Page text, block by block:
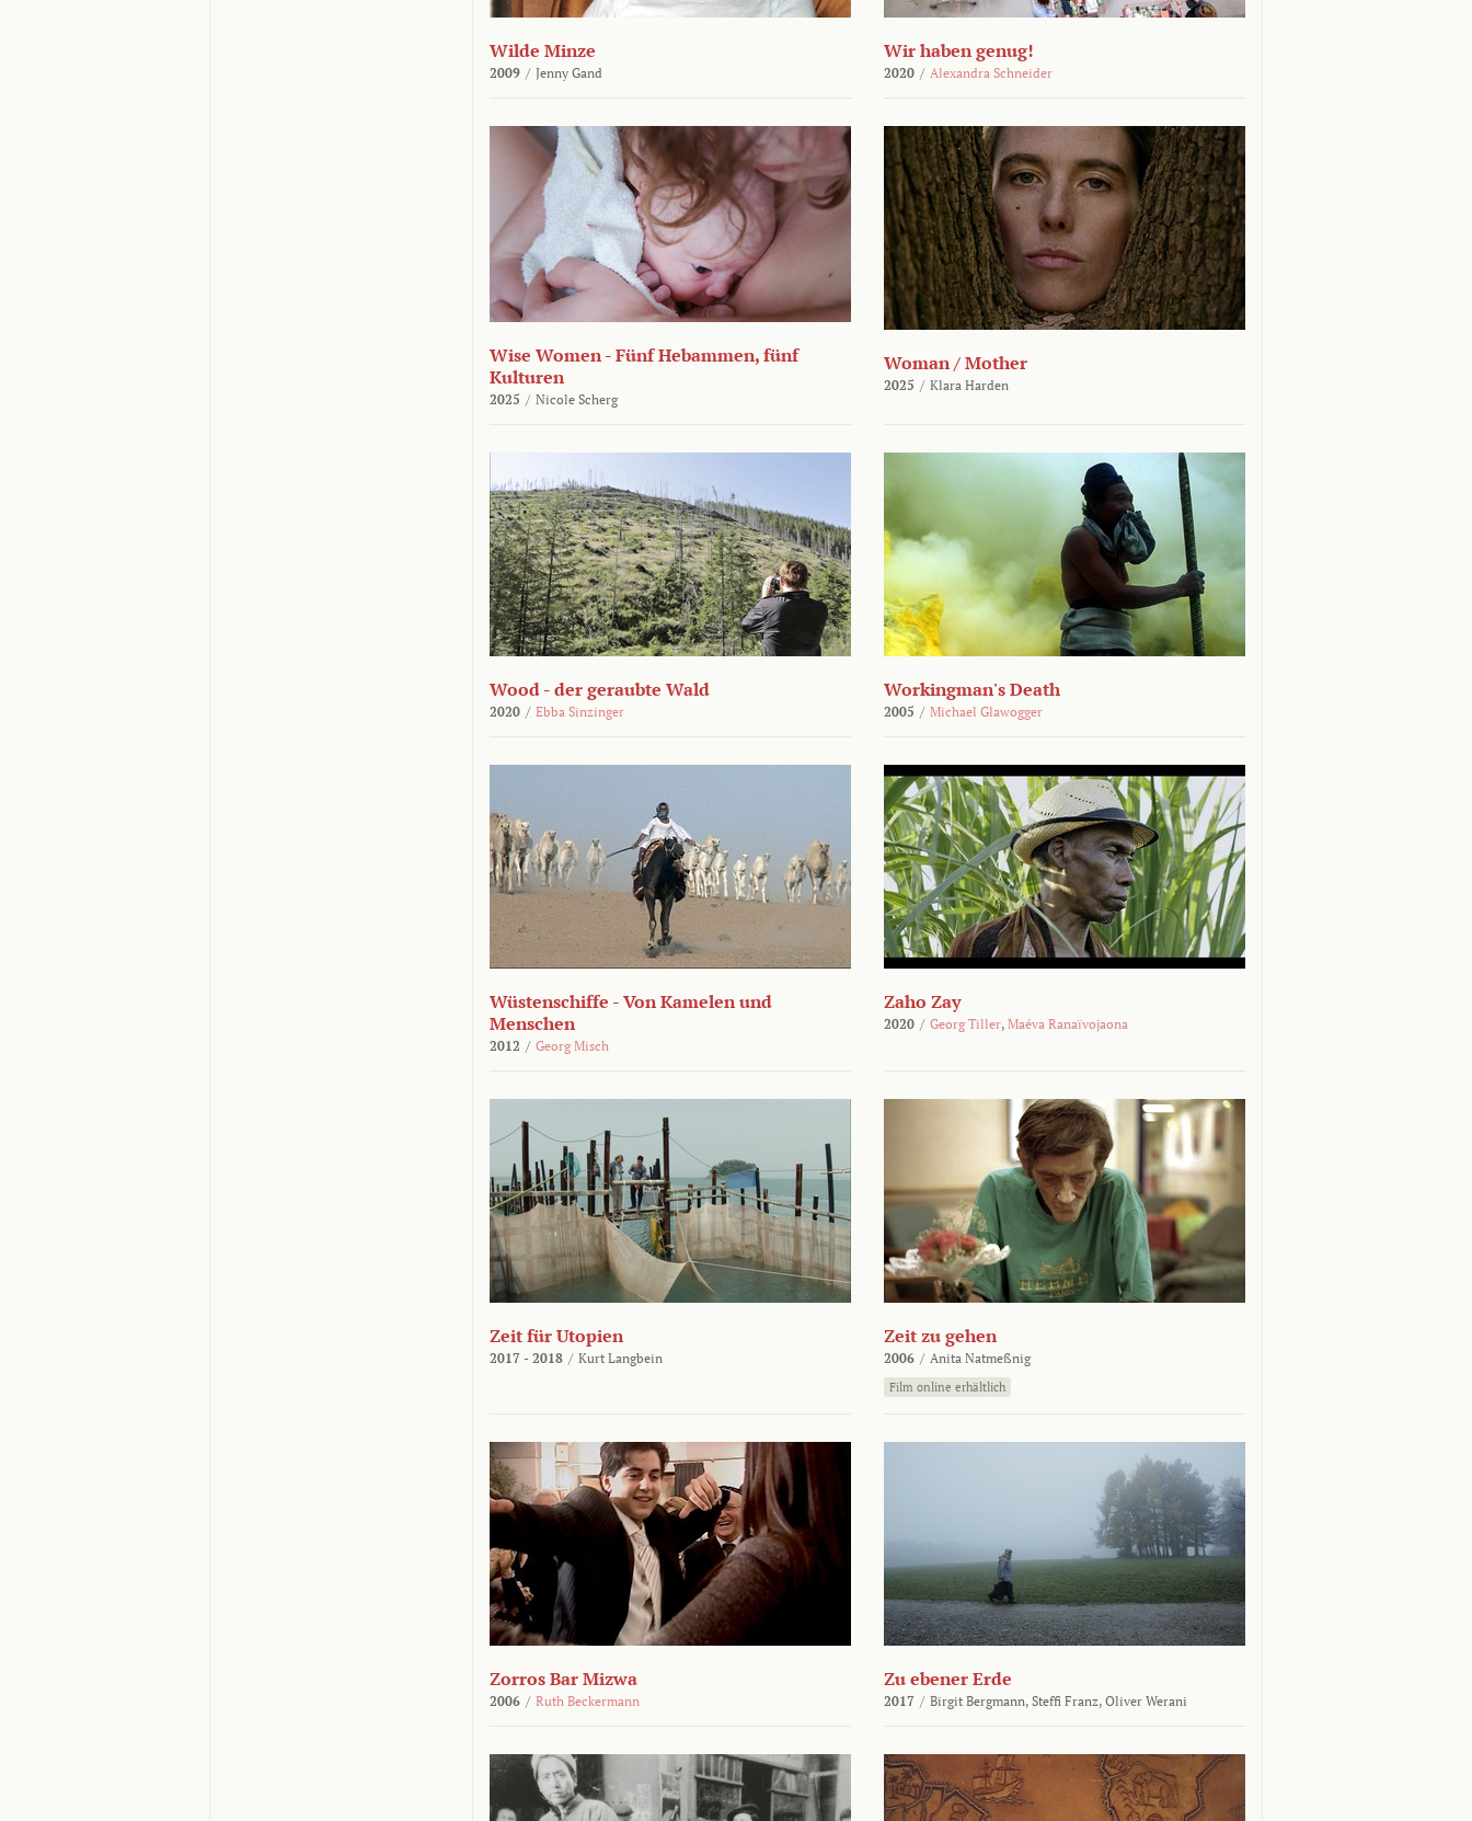
Wilde Minze
2009 / Jenny Gand
Wir haben genug!
2020 / Alexandra Schneider
Wise Women - Fünf Hebammen, fünf
Kulturen
2025 / Nicole Scherg
Woman / Mother
2025 / Klara Harden
Wood - der geraubte Wald
2020 / Ebba Sinzinger
Workingman's Death
2005 / Michael Glawogger
Wüstenschiffe - Von Kamelen und
Menschen
2012 / Georg Misch
Zaho Zay
2020 / Georg Tiller, Maéva Ranaïvojaona
Zeit für Utopien
2017 - 2018 / Kurt Langbein
Zeit zu gehen
2006 / Anita Natmeßnig
Film online erhältlich
Zorros Bar Mizwa
2006 / Ruth Beckermann
Zu ebener Erde
2017 / Birgit Bergmann, Steffi Franz, Oliver Werani